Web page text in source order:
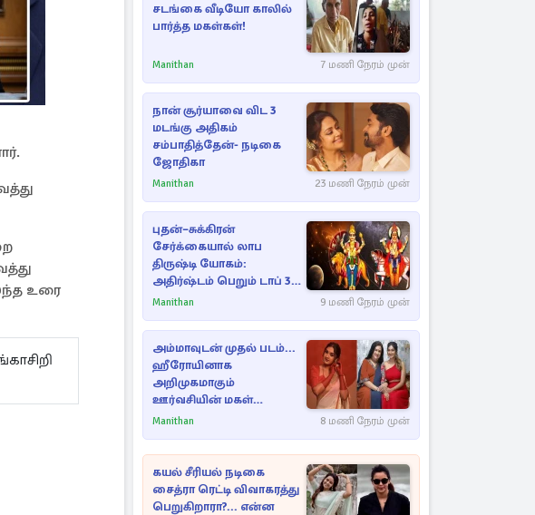
உரை
சடங்கை வீடியோ காலில்
பார்த்த மகள்கள்!
Manithan 7 மணி நேரம் முன்
நான் சூர்யாவை விட 3
மடங்கு அதிகம்
சம்பாதித்தேன்- நடிகை
ஜோதிகா
Manithan 23 மணி நேரம் முன்
புதன்–சுக்கிரன்
சேர்க்கையால் லாப
திருஷ்டி யோகம்:
அதிர்ஷ்டம் பெறும் டாப் 3
ராசிகள்!
Manithan 9 மணி நேரம் முன்
அம்மாவுடன் முதல் படம்...
ஹீரோயினாக
அறிமுகமாகும்
ஊர்வசியின் மகள்
தேஜலட்சுமி!
Manithan 8 மணி நேரம் முன்
கயல் சீரியல் நடிகை
சைத்ரா ரெட்டி விவாகரத்து
பெறுகிறாரா?... என்ன